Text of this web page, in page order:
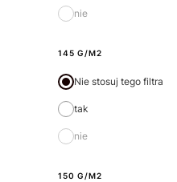
nie
145 G/M2
Nie stosuj tego filtra
tak
nie
150 G/M2